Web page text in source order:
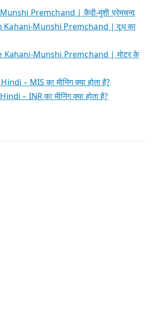
Premchand | कैदी-मुंशी प्रेमचन्द
Kahani-Munshi Premchand | दूध का
Kahani-Munshi Premchand | मोटर के
– MIS का मीनिंग क्या होता है?
– INR का मीनिंग क्या होता है?